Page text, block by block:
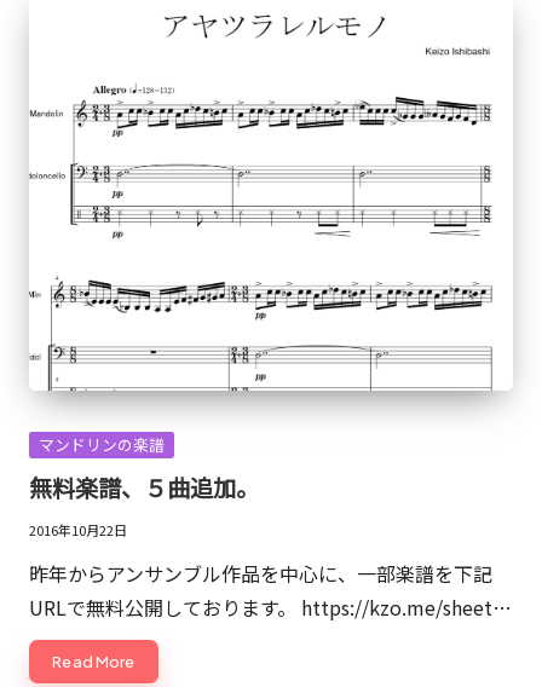
に
る
マ
ッ
シ
ュ
ア
ッ
プ
的
な
Posted
in
マンドリンの楽譜
無料楽譜、５曲追加。
2016年10月22日
昨年からアンサンブル作品を中心に、一部楽譜を下記
URLで無料公開しております。 https://kzo.me/sheet…
Read More